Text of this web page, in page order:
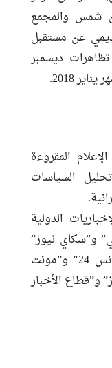
شمس والمجمع
عن مستقبل
ديسمبر
المقروءة
السياسات
الدولية
و”سكاي نيوز”
و”العربية” و”الحدث” و”الغد” و”فرانس 24″ و”مونت
و”قطاع الأخبار